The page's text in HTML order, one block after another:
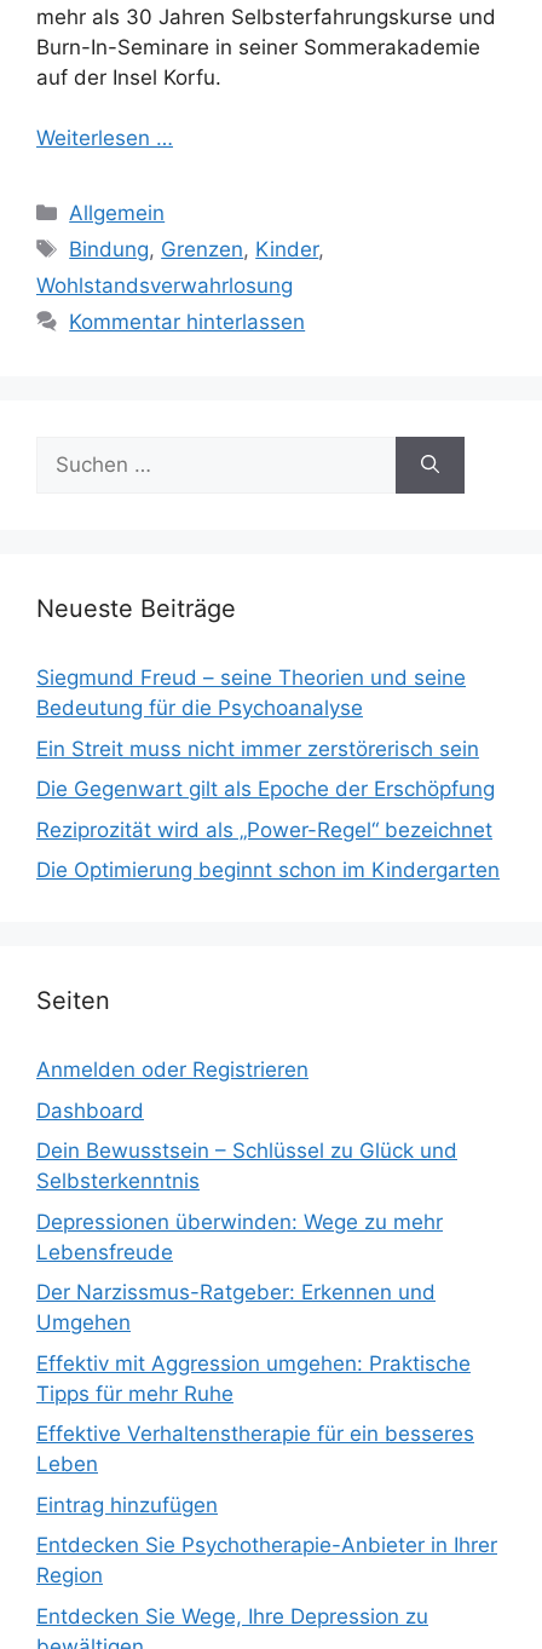
mehr als 30 Jahren Selbsterfahrungskurse und
Burn-In-Seminare in seiner Sommerakademie
auf der Insel Korfu.
Weiterlesen …
Kategorien
Allgemein
Schlagwörter
Bindung, Grenzen, Kinder,
Wohlstandsverwahrlosung
Kommentar hinterlassen
Suchen
nach:
Neueste Beiträge
Siegmund Freud – seine Theorien und seine
Bedeutung für die Psychoanalyse
Ein Streit muss nicht immer zerstörerisch sein
Die Gegenwart gilt als Epoche der Erschöpfung
Reziprozität wird als „Power-Regel“ bezeichnet
Die Optimierung beginnt schon im Kindergarten
Seiten
Anmelden oder Registrieren
Dashboard
Dein Bewusstsein – Schlüssel zu Glück und
Selbsterkenntnis
Depressionen überwinden: Wege zu mehr
Lebensfreude
Der Narzissmus-Ratgeber: Erkennen und
Umgehen
Effektiv mit Aggression umgehen: Praktische
Tipps für mehr Ruhe
Effektive Verhaltenstherapie für ein besseres
Leben
Eintrag hinzufügen
Entdecken Sie Psychotherapie-Anbieter in Ihrer
Region
Entdecken Sie Wege, Ihre Depression zu